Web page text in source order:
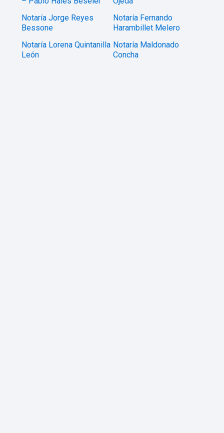
Notaría Jorge Reyes
Bessone
Notaría Fernando
Harambillet Melero
Notaría Lorena Quintanilla
León
Notaría Maldonado
Concha